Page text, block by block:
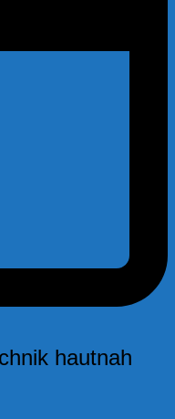
hautnah